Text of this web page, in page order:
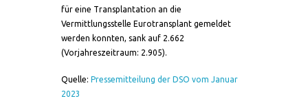
für eine Transplantation an die
Vermittlungsstelle Eurotransplant gemeldet
werden konnten, sank auf 2.662
(Vorjahreszeitraum: 2.905).
Quelle: Pressemitteilung der DSO vom Januar
2023